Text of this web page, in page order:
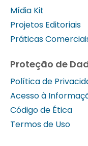
Mídia Kit
Projetos Editoriais
Práticas
Proteção de
Política de
Acesso à
Código de Ética
Termos de Uso